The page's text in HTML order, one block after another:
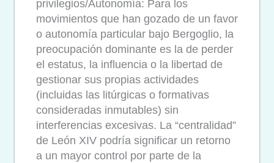
privilegios/Autonomía: Para los
movimientos que han gozado de un favor
o autonomía particular bajo Bergoglio, la
preocupación dominante es la de perder
el estatus, la influencia o la libertad de
gestionar sus propias actividades
(incluidas las litúrgicas o formativas
consideradas inmutables) sin
interferencias excesivas. La “centralidad”
de León XIV podría significar un retorno
a un mayor control por parte de la